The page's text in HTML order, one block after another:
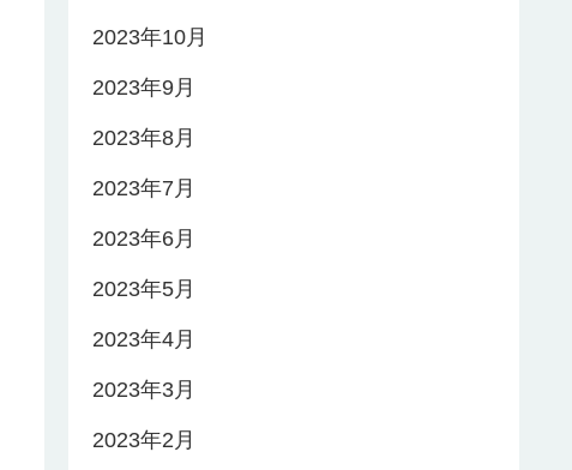
2023年10月
2023年9月
2023年8月
2023年7月
2023年6月
2023年5月
2023年4月
2023年3月
2023年2月